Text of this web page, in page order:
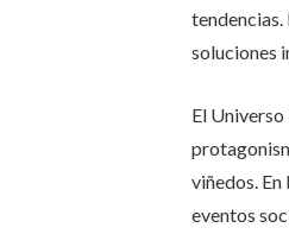
tendencias.
soluciones
El
viñedos.
eventos